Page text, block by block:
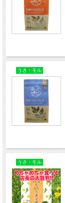
うさ・モル
うさ・モル